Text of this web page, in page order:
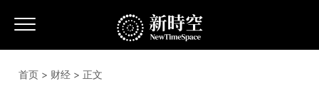
首页 > 财经 > 正文